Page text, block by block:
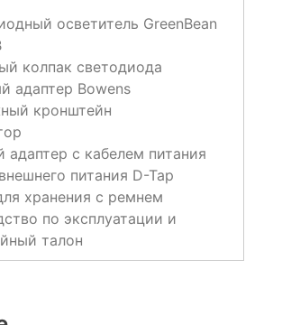
осветитель GreenBean
колпак светодиода
адаптер Bowens
кронштейн
адаптер с кабелем питания
питания D-Tap
хранения с ремнем
по эксплуатации и
талон